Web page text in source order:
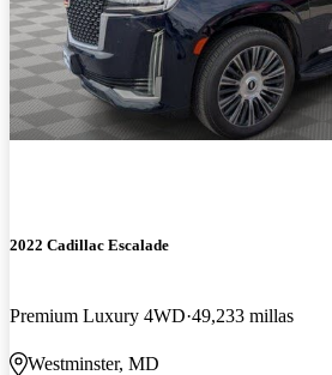
2022 Cadillac Escalade
Premium Luxury 4WD 49,233 millas
Westminster, MD